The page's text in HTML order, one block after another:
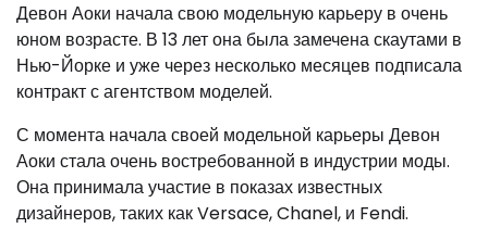
Девон Аоки начала свою модельную карьеру в очень
юном возрасте. В 13 лет она была замечена скаутами в
Нью-Йорке и уже через несколько месяцев подписала
контракт с агентством моделей.
С момента начала своей модельной карьеры Девон
Аоки стала очень востребованной в индустрии моды.
Она принимала участие в показах известных
дизайнеров, таких как Versace, Chanel, и Fendi.